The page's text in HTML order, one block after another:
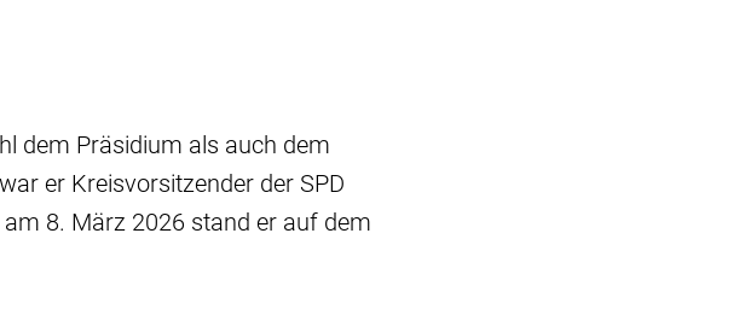
dem Präsidium als auch dem
er Kreisvorsitzender der SPD
8. März 2026 stand er auf dem